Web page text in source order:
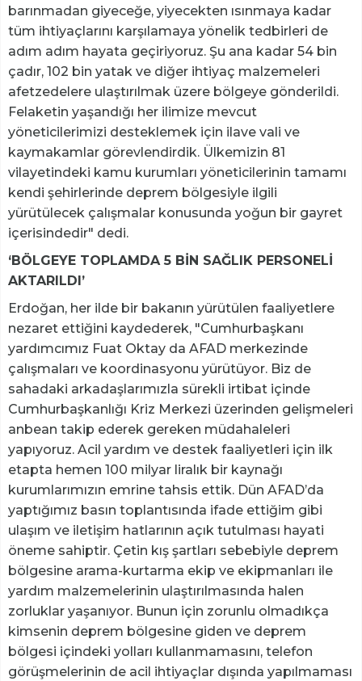
barınmadan giyeceğe, yiyecekten ısınmaya kadar
tüm ihtiyaçlarını karşılamaya yönelik tedbirleri de
adım adım hayata geçiriyoruz. Şu ana kadar 54 bin
çadır, 102 bin yatak ve diğer ihtiyaç malzemeleri
afetzedelere ulaştırılmak üzere bölgeye gönderildi.
Felaketin yaşandığı her ilimize mevcut
yöneticilerimizi desteklemek için ilave vali ve
kaymakamlar görevlendirdik. Ülkemizin 81
vilayetindeki kamu kurumları yöneticilerinin tamamı
kendi şehirlerinde deprem bölgesiyle ilgili
yürütülecek çalışmalar konusunda yoğun bir gayret
içerisindedir" dedi.
‘BÖLGEYE TOPLAMDA 5 BİN SAĞLIK PERSONELİ
AKTARILDI’
Erdoğan, her ilde bir bakanın yürütülen faaliyetlere
nezaret ettiğini kaydederek, "Cumhurbaşkanı
yardımcımız Fuat Oktay da AFAD merkezinde
çalışmaları ve koordinasyonu yürütüyor. Biz de
sahadaki arkadaşlarımızla sürekli irtibat içinde
Cumhurbaşkanlığı Kriz Merkezi üzerinden gelişmeleri
anbean takip ederek gereken müdahaleleri
yapıyoruz. Acil yardım ve destek faaliyetleri için ilk
etapta hemen 100 milyar liralık bir kaynağı
kurumlarımızın emrine tahsis ettik. Dün AFAD’da
yaptığımız basın toplantısında ifade ettiğim gibi
ulaşım ve iletişim hatlarının açık tutulması hayati
öneme sahiptir. Çetin kış şartları sebebiyle deprem
bölgesine arama-kurtarma ekip ve ekipmanları ile
yardım malzemelerinin ulaştırılmasında halen
zorluklar yaşanıyor. Bunun için zorunlu olmadıkça
kimsenin deprem bölgesine giden ve deprem
bölgesi içindeki yolları kullanmamasını, telefon
görüşmelerinin de acil ihtiyaçlar dışında yapılmaması